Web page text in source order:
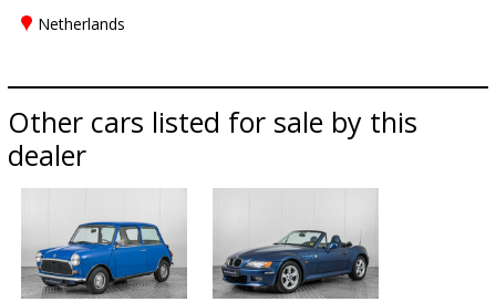
Netherlands
Other cars listed for sale by this
dealer